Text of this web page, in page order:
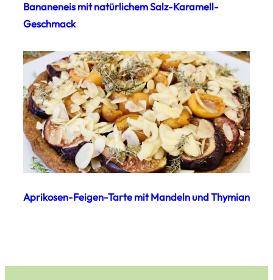
Bananeneis mit natürlichem Salz-Karamell-
Geschmack
Aprikosen-Feigen-Tarte mit Mandeln und Thymian